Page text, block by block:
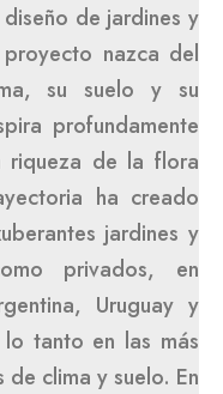
de jardines y
nazca del
su suelo y su
profundamente
riqueza de la flora
ha creado
jardines y
privados, en
Uruguay y
tanto en las más
clima y suelo. En